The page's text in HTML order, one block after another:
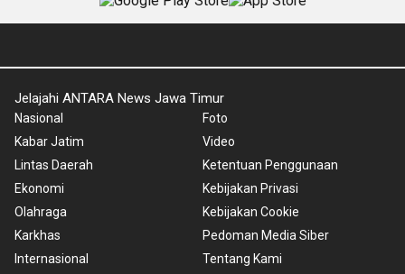
Jelajahi ANTARA News Jawa Timur
Nasional
Kabar Jatim
Lintas Daerah
Ekonomi
Olahraga
Karkhas
Internasional
Foto
Video
Ketentuan Penggunaan
Kebijakan Privasi
Kebijakan Cookie
Pedoman Media Siber
Tentang Kami